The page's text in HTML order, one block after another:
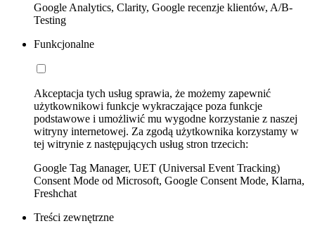
Google Analytics, Clarity, Google recenzje klientów, A/B-
Testing
Funkcjonalne
Akceptacja tych usług sprawia, że możemy zapewnić
użytkownikowi funkcje wykraczające poza funkcje
podstawowe i umożliwić mu wygodne korzystanie z naszej
witryny internetowej. Za zgodą użytkownika korzystamy w
tej witrynie z następujących usług stron trzecich:
Google Tag Manager, UET (Universal Event Tracking)
Consent Mode od Microsoft, Google Consent Mode, Klarna,
Freshchat
Treści zewnętrzne